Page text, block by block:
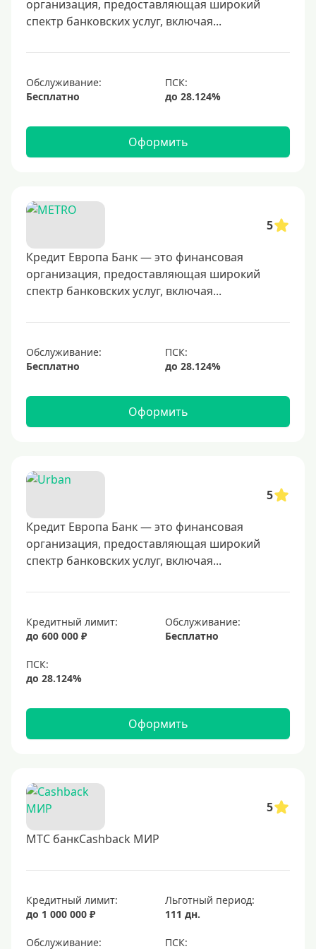
50000 руб
60000 руб
70000 руб
100000 руб
350000 руб
500000 руб
600000 руб
700000 руб
1000000 руб
С небольшим лимитом
С большим лимитом
Тип карты
Visa
UnionPay
Мир
Platinum
Золотые
Черные
Виртуальные
С бонусами
С кэшбэком на АЗС
С милями
Цель
Для игр
Для покупок
Для путешествий
организация, предоставляющая широкий
спектр банковских услуг, включая...
Обслуживание:
Бесплатно
Оформить
5
Кредит Европа Банк — это финансовая
организация, предоставляющая широкий
спектр банковских услуг, включая...
Обслуживание:
Бесплатно
Оформить
5
Кредит Европа Банк — это финансовая
организация, предоставляющая широкий
спектр банковских услуг, включая...
Кредитный лимит:
до 600 000 ₽
Обслуживание:
Бесплатно
Оформить
5
МТС банкCashback МИР
Кредитный лимит:
до 1 000 000 ₽
Льготный период:
111 дн.
Обслуживание: